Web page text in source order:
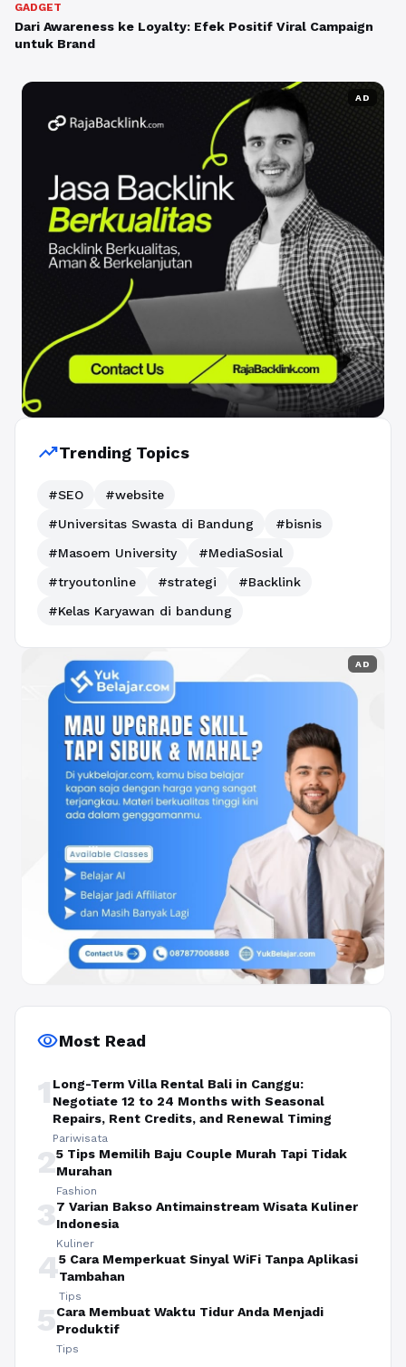
GADGET
Dari Awareness ke Loyalty: Efek Positif Viral Campaign
untuk Brand
AD
trending_upTrending Topics
#SEO
#website
#Universitas Swasta di Bandung
#bisnis
#Masoem University
#MediaSosial
#tryoutonline
#strategi
#Backlink
#Kelas Karyawan di bandung
AD
visibilityMost Read
1 Long-Term Villa Rental Bali in Canggu:
Negotiate 12 to 24 Months with Seasonal
Repairs, Rent Credits, and Renewal Timing
Pariwisata
25 Tips Memilih Baju Couple Murah Tapi Tidak
Murahan
Fashion
37 Varian Bakso Antimainstream Wisata Kuliner
Indonesia
Kuliner
45 Cara Memperkuat Sinyal WiFi Tanpa Aplikasi
Tambahan
Tips
5Cara Membuat Waktu Tidur Anda Menjadi
Produktif
Tips